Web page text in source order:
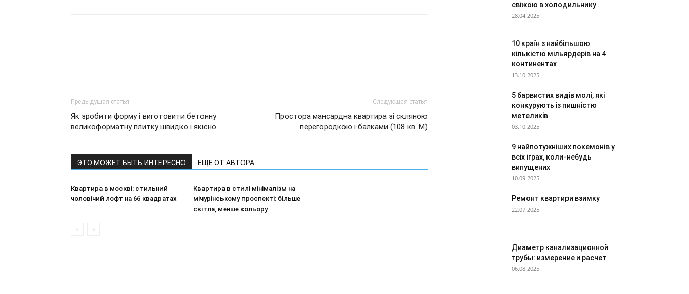
Предыдущая статья
Як зробити форму і виготовити бетонну
великоформатну плитку швидко і якісно
Следующая статья
Простора мансардна квартира зі скляною
перегородкою і балками (108 кв. М)
ЭТО МОЖЕТ БЫТЬ ИНТЕРЕСНО ЕЩЕ ОТ АВТОРА
Квартира в москві: стильний
чоловічий лофт на 66 квадратах
Квартира в стилі мінімалізм на
мічурінському проспекті: більше
світла, менше кольору
свіжою в холодильнику
28.04.2025
10 країн з найбільшою
кількістю мільярдерів на 4
континентах
13.10.2025
5 барвистих видів молі, які
конкурують із пишністю
метеликів
03.10.2025
9 найпотужніших покемонів у
всіх іграх, коли-небудь
випущених
10.09.2025
Ремонт квартири взимку
22.07.2025
Диаметр канализационной
трубы: измерение и расчет
06.08.2025